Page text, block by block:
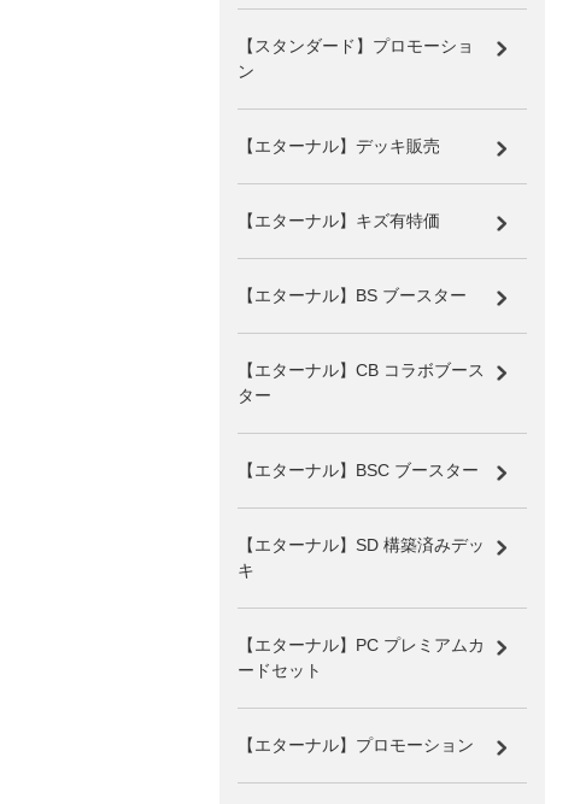
【スタンダード】プロモーショ
ン
【エターナル】デッキ販売
【エターナル】キズ有特価
【エターナル】BS ブースター
【エターナル】CB コラボブース
ター
【エターナル】BSC ブースター
【エターナル】SD 構築済みデッ
キ
【エターナル】PC プレミアムカ
ードセット
【エターナル】プロモーション